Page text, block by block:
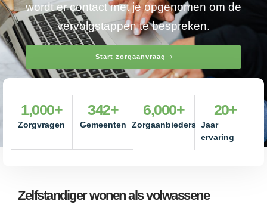
wordt er contact met je opgenomen om de
vervolgstappen te bespreken.
Start zorgaanvraag
Zorgvragen
1,000+
Gemeenten
342+
Zorgaanbieders
6,000+
Jaar
ervaring
20+
Zelfstandiger wonen als volwassene